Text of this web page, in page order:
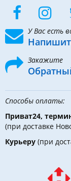
У Вас есть
Закажите
Способы оплаты:
Приват24,
(при доставке
Курьеру (при